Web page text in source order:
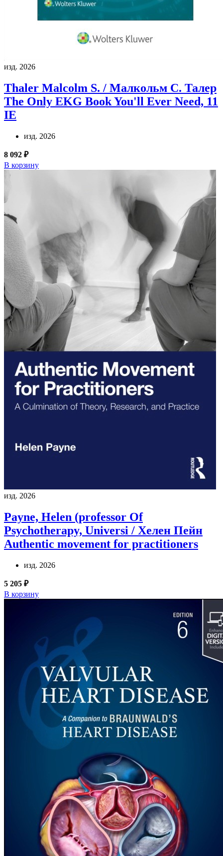
изд. 2026
Thaler Malcolm S. / Малкольм С. Талер
The Only EKG Book You'll Ever Need, 11
IE
изд. 2026
8 092 ₽
В корзину
изд. 2026
Payne, Helen (professor Of
Psychotherapy, Universi / Хелен Пейн
Authentic movement for practitioners
изд. 2026
5 205 ₽
В корзину